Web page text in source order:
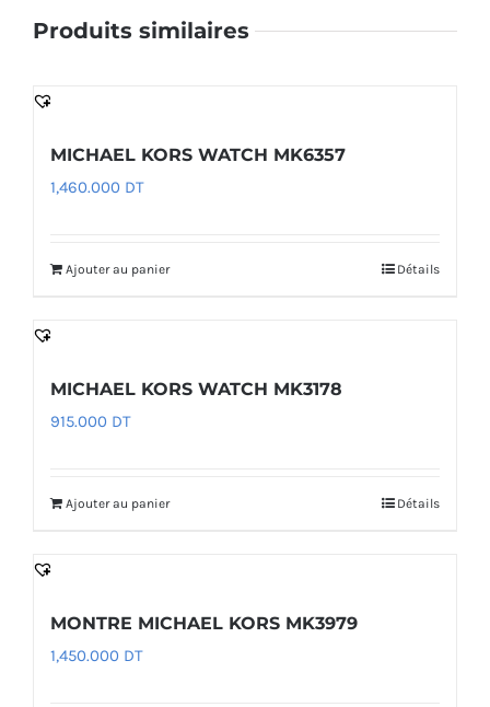
Produits similaires
MICHAEL KORS WATCH MK6357
1,460.000 DT
Ajouter au panier Détails
MICHAEL KORS WATCH MK3178
915.000 DT
Ajouter au panier Détails
MONTRE MICHAEL KORS MK3979
1,450.000 DT